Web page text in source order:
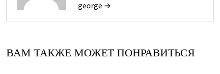
george →
ВАМ ТАКЖЕ МОЖЕТ ПОНРАВИТЬСЯ